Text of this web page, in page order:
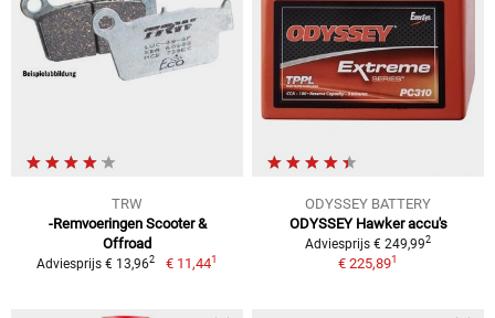
TRW
-Remvoeringen Scooter &
Offroad
Adviesprijs € 13,962 € 11,441
ODYSSEY BATTERY
ODYSSEY Hawker accu's
Adviesprijs € 249,992
€ 225,891